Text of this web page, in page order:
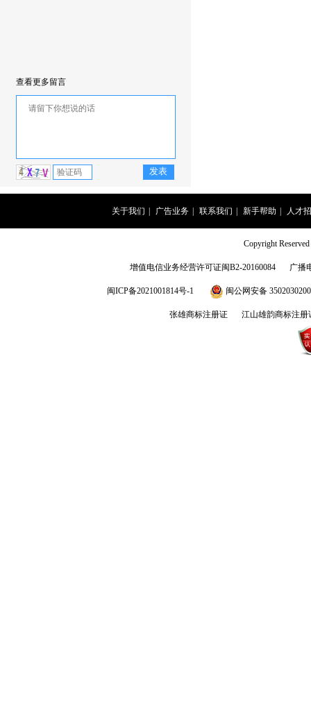
查看更多留言
关于我们 广告业务 联系我们 新手帮助 人才
Copyright
增值电信业务经营许可证闽B2-20160084 广播
闽ICP备2021001814号-1 闽公网安备
张雄商标注册证 江山雄韵商标注册